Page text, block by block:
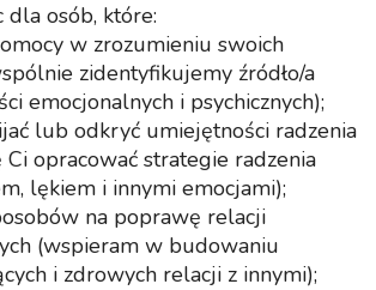
osób, które:
w zrozumieniu swoich
zidentyfikujemy źródło/a
emocjonalnych i psychicznych);
lub odkryć umiejętności radzenia
opracować strategie radzenia
lękiem i innymi emocjami);
na poprawę relacji
(wspieram w budowaniu
i zdrowych relacji z innymi);